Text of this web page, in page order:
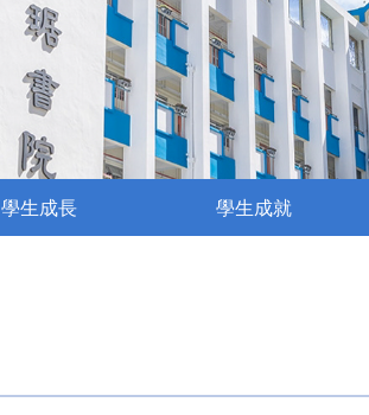
學生成長 學生成就